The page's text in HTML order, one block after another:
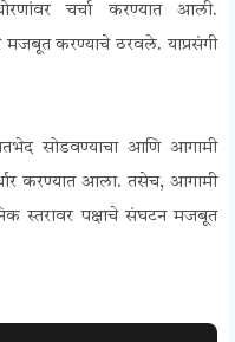
चर्चा करण्यात आली.
मजबूत करण्याचे ठरवले. याप्रसंगी
सोडवण्याचा आणि आगामी
करण्यात आला. तसेच, आगामी
स्तरावर पक्षाचे संघटन मजबूत